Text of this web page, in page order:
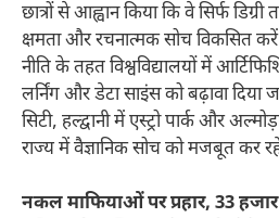
छात्रों से आह्वान किया कि वे सिर्फ
क्षमता और रचनात्मक सोच विकसित
नीति के तहत विश्वविद्यालयों में
लर्निंग और डेटा साइंस को बढ़ावा दिया
सिटी, हल्द्वानी में एस्ट्रो पार्क और
राज्य में वैज्ञानिक सोच को मजबूत कर
नकल माफियाओं पर प्रहार, 33